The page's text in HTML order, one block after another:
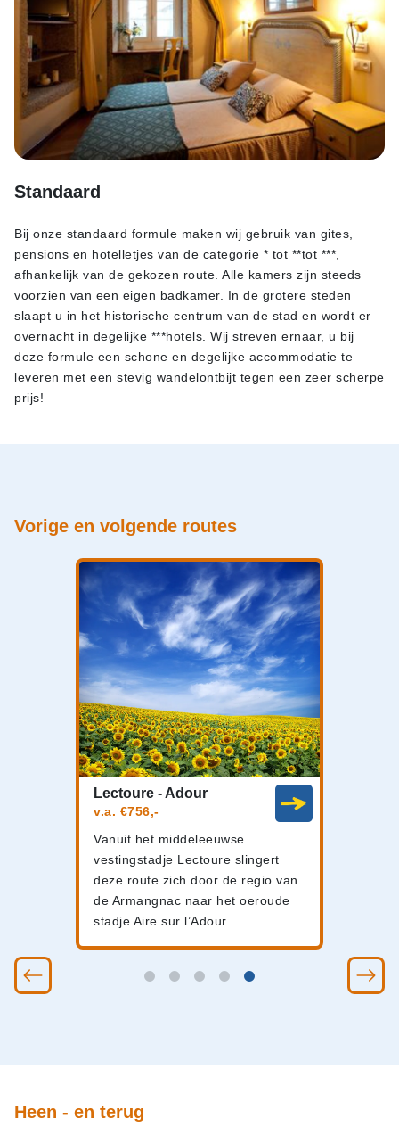
Standaard
Bij onze standaard formule maken wij gebruik van gites,
pensions en hotelletjes van de categorie * tot **tot ***,
afhankelijk van de gekozen route. Alle kamers zijn steeds
voorzien van een eigen badkamer. In de grotere steden
slaapt u in het historische centrum van de stad en wordt er
overnacht in degelijke ***hotels. Wij streven ernaar, u bij
deze formule een schone en degelijke accommodatie te
leveren met een stevig wandelontbijt tegen een zeer scherpe
prijs!
Vorige en volgende routes
Lectoure - Adour
v.a. €756,-
Vanuit het middeleeuwse
vestingstadje Lectoure slingert
deze route zich door de regio van
de Armangnac naar het oeroude
stadje Aire sur l’Adour.
Heen - en terug